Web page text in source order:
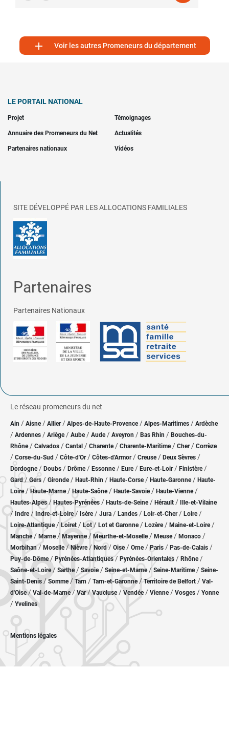
 Voir les autres Promeneurs du département
LE PORTAIL NATIONAL
Projet Témoignages
Annuaire des Promeneurs du Net Actualités
Partenaires nationaux Vidéos
SITE DÉVELOPPÉ PAR LES ALLOCATIONS FAMILIALES
Partenaires
Partenaires Nationaux
Le réseau promeneurs du net
Ain / Aisne/ Allier/ Alpes-de-Haute-Provence / Alpes-Maritimes / Ardèche
/ Ardennes / Ariège/ Aube/ Aude / Aveyron / Bas Rhin / Bouches-du-
Rhône/ Calvados / Cantal / Charente / Charente-Maritime/ Cher / Corrèze
/ Corse-du-Sud / Côte-d'Or / Côtes-d'Armor/ Creuse/ Deux Sèvres /
Dordogne/ Doubs / Drôme/ Essonne / Eure/ Eure-et-Loir / Finistère/
Gard/Gers / Gironde/ Haut-Rhin / Haute-Corse/ Haute-Garonne/ Haute-
Loire/Haute-Marne/ Haute-Saône/ Haute-Savoie/ Haute-Vienne/
Hautes-Alpes/ Hautes-Pyrénées / Hauts-de-Seine/ Hérault / Ille-et-Vilaine
/ Indre/ Indre-et-Loire/ Isère/ Jura / Landes / Loir-et-Cher/ Loire/
Loire-Atlantique/ Loiret / Lot/ Lot et Garonne/ Lozère / Maine-et-Loire/
Manche/ Marne/ Mayenne/ Meurthe-et-Moselle/ Meuse/ Monaco /
Morbihan/ Moselle/ Nièvre / Nord/ Oise / Orne/Paris / Pas-de-Calais /
Puy-de-Dôme/ Pyrénées-Atlantiques / Pyrénées-Orientales / Rhône/
Saône-et-Loire/ Sarthe/ Savoie/ Seine-et-Marne/ Seine-Maritime/ Seine-
Saint-Denis /Somme/ Tarn / Tarn-et-Garonne/Territoire de Belfort / Val-
d'Oise/ Val-de-Marne/Var/Vaucluse/ Vendée/ Vienne/ Vosges / Yonne
/ Yvelines
Mentions légales